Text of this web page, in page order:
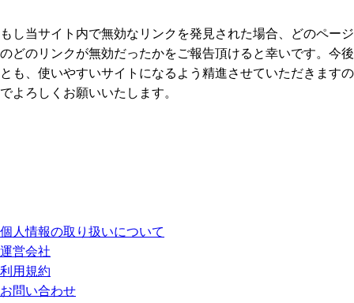
もし当サイト内で無効なリンクを発見された場合、どのページ
のどのリンクが無効だったかをご報告頂けると幸いです。今後
とも、使いやすいサイトになるよう精進させていただきますの
でよろしくお願いいたします。
個人情報の取り扱いについて
運営会社
利用規約
お問い合わせ